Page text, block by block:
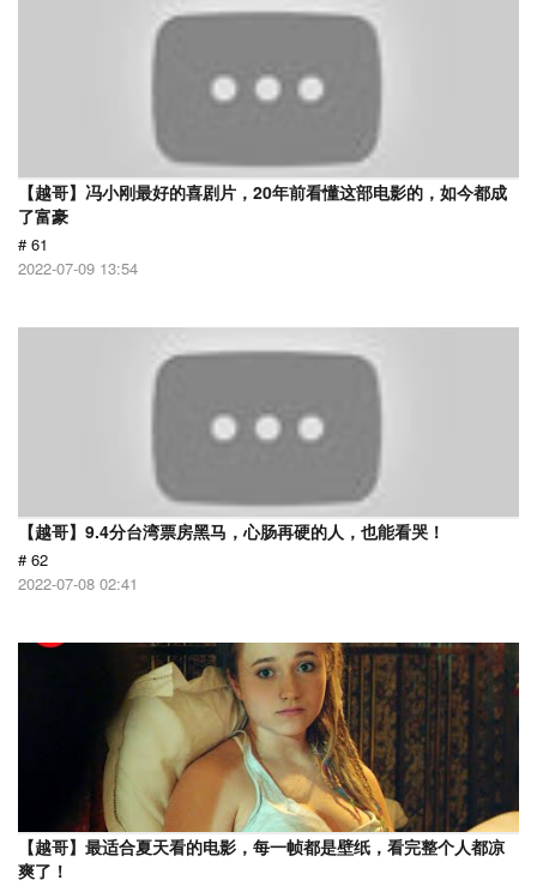
【越哥】冯小刚最好的喜剧片，20年前看懂这部电影的，如今都成
了富豪
# 61
2022-07-09 13:54
【越哥】9.4分台湾票房黑马，心肠再硬的人，也能看哭！
# 62
2022-07-08 02:41
【越哥】最适合夏天看的电影，每一帧都是壁纸，看完整个人都凉
爽了！